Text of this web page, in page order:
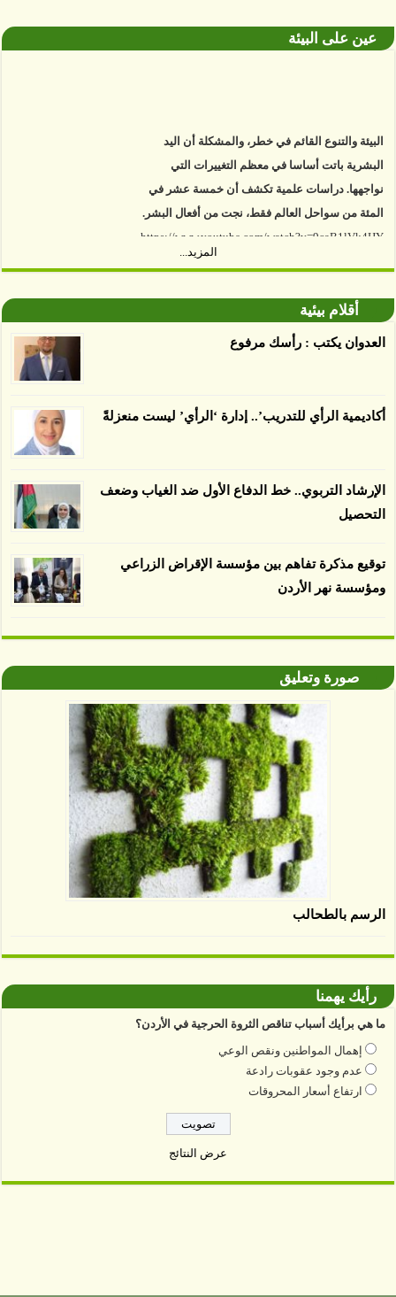
عين على البيئة
البيئة والتنوع القائم في خطر، والمشكلة أن اليد
البشرية باتت أساسا في معظم التغييرات التي
نواجهها. دراسات علمية تكشف أن خمسة عشر في
المئة من سواحل العالم فقط، نجت من أفعال البشر.
توصل العلماء إلى أن غابات زيت النخيل التي تم
الأرض غير المعتمدة، وذلك حسب دراسة كشفت
الغطاء عن أي ادعاءات تقول بأن الزيت يمكن ألا
صديقة للبيئة 38 في المئة من زراعتها منذ عام 2007،
المزيد...
أقلام بيئية
العدوان يكتب : رأسك مرفوع
أكاديمية الرأي للتدريب’.. إدارة ‘الرأي’ ليست منعزلةً
الإرشاد التربوي.. خط الدفاع الأول ضد الغياب وضعف
التحصيل
توقيع مذكرة تفاهم بين مؤسسة الإقراض الزراعي
ومؤسسة نهر الأردن
صورة وتعليق
الرسم بالطحالب
رأيك يهمنا
ما هي برأيك أسباب تناقص الثروة الحرجية في الأردن؟
إهمال المواطنين ونقص الوعي
عدم وجود عقوبات رادعة
ارتفاع أسعار المحروقات
عرض النتائج